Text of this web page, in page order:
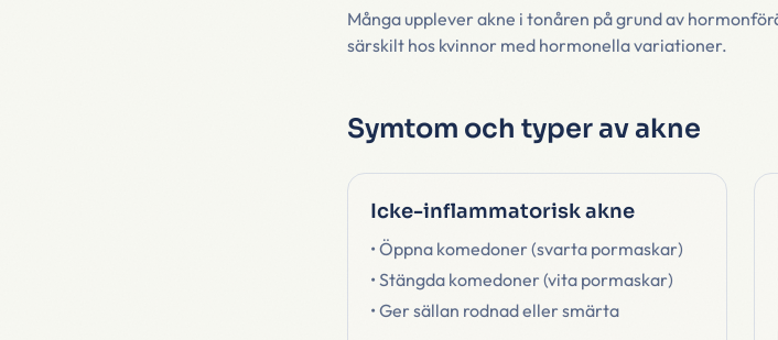
Många upplever akne i tonåren på grund av
särskilt hos kvinnor med hormonella variationer.
Symtom och typer av akne
Icke-inflammatorisk akne
• Öppna komedoner (svarta pormaskar)
• Stängda komedoner (vita pormaskar)
• Ger sällan rodnad eller smärta